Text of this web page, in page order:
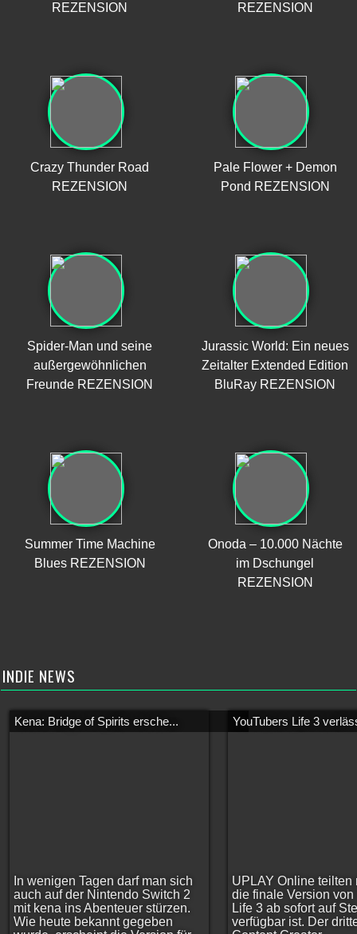
REZENSION
REZENSION
Crazy Thunder Road
REZENSION
Pale Flower + Demon
Pond REZENSION
Spider-Man und seine
außergewöhnlichen
Freunde REZENSION
Jurassic World: Ein neues
Zeitalter Extended Edition
BluRay REZENSION
Summer Time Machine
Blues REZENSION
Onoda – 10.000 Nächte
im Dschungel
REZENSION
INDIE NEWS
Kena: Bridge of Spirits ersche...
In wenigen Tagen darf man sich
auch auf der Nintendo Switch 2
mit kena ins Abenteuer stürzen.
Wie heute bekannt gegeben
YouTubers Life 3
UPLAY Online teilten
die finale Version von
Life 3 ab sofort auf
verfügbar ist. Der